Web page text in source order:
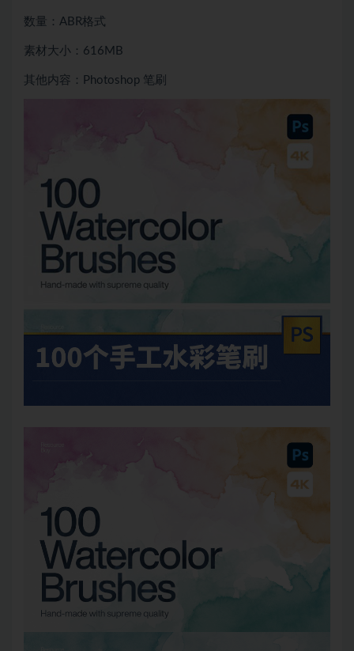
数量：ABR格式
素材大小：616MB
其他内容：Photoshop 笔刷